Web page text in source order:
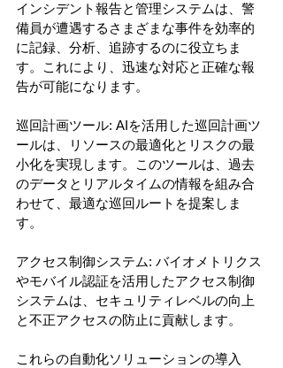
インシデント報告と管理システムは、警
備員が遭遇するさまざまな事件を効率的
に記録、分析、追跡するのに役立ちま
す。これにより、迅速な対応と正確な報
告が可能になります。
巡回計画ツール: AIを活用した巡回計画ツ
ールは、リソースの最適化とリスクの最
小化を実現します。このツールは、過去
のデータとリアルタイムの情報を組み合
わせて、最適な巡回ルートを提案しま
す。
アクセス制御システム: バイオメトリクス
やモバイル認証を活用したアクセス制御
システムは、セキュリティレベルの向上
と不正アクセスの防止に貢献します。
これらの自動化ソリューションの導入